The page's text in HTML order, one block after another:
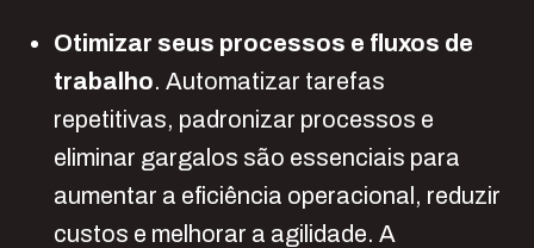
Otimizar seus processos e fluxos de
trabalho. Automatizar tarefas
repetitivas, padronizar processos e
eliminar gargalos são essenciais para
aumentar a eficiência operacional, reduzir
custos e melhorar a agilidade. A